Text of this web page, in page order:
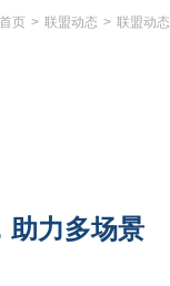
首页 > 联盟动态 > 联盟动态
助力多场景